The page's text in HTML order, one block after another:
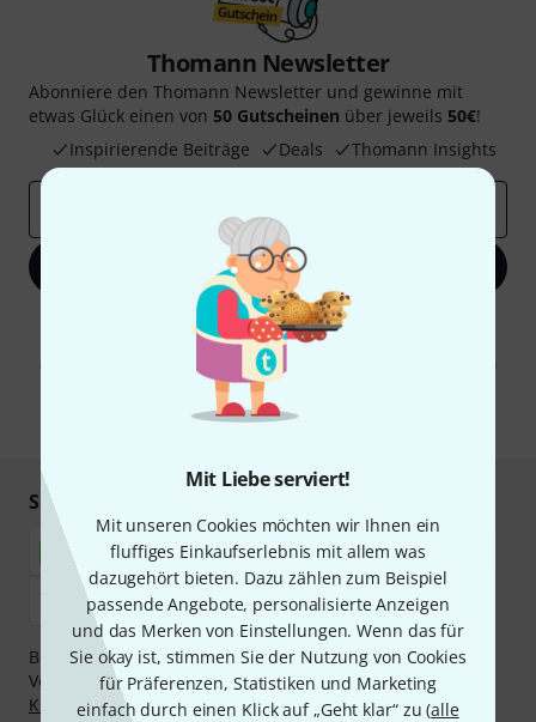
Mit Liebe serviert!
Mit unseren Cookies möchten wir Ihnen ein
fluffiges Einkaufserlebnis mit allem was
dazugehört bieten. Dazu zählen zum Beispiel
passende Angebote, personalisierte Anzeigen
und das Merken von Einstellungen. Wenn das für
Sie okay ist, stimmen Sie der Nutzung von Cookies
für Präferenzen, Statistiken und Marketing
einfach durch einen Klick auf „Geht klar“ zu (alle
Thomann Newsletter
Abonniere den Thomann Newsletter und gewinne mit
etwas Glück einen von 50 Gutscheinen über jeweils 50€!
Inspirierende Beiträge
Deals Thomann Insights
Jetzt anmelden
Mit Klick auf „Jetzt anmelden“ stimmen Sie dem Erhalt von E-Mail-
Werbung und einer Messung des E-Mail-Nutzungsverhaltens zu. Die
Abmeldung ist jederzeit möglich. Weitere Informationen finden Sie in
unserenDatenschutzhinweisen
* Pflichtfeld
Sicher einkaufen & bezahlen
Bezahlen Sie vertraulich und sicher per Nachnahme,
Vorkasse, PayPal, Amazon Pay,Klarna Sofort bezahlen
Klarna Ratenzahlungoder Kreditkarte.